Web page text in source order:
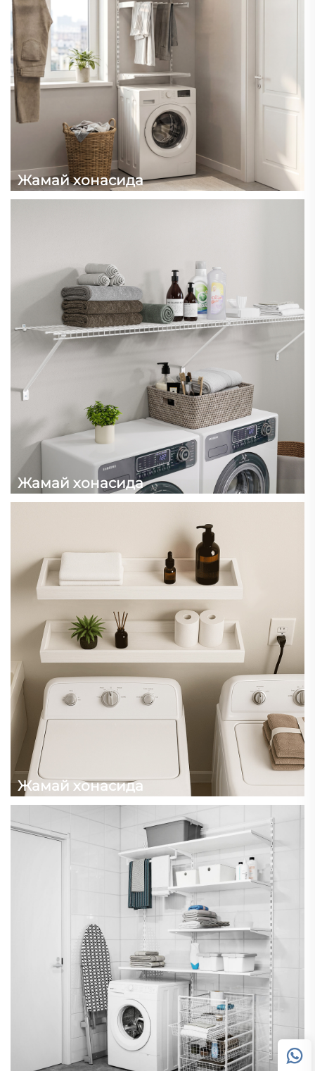
Жамай хонасида
Жамай хонасида
Жамай хонасида